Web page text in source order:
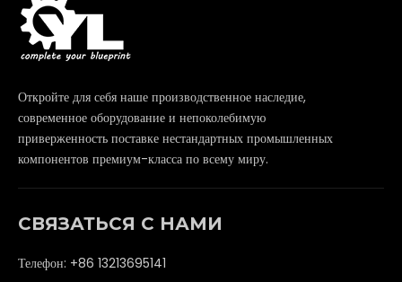
Откройте для себя наше производственное наследие,
современное оборудование и непоколебимую
приверженность поставке нестандартных промышленных
компонентов премиум-класса по всему миру.
СВЯЗАТЬСЯ С НАМИ
Телефон: +86 13213695141